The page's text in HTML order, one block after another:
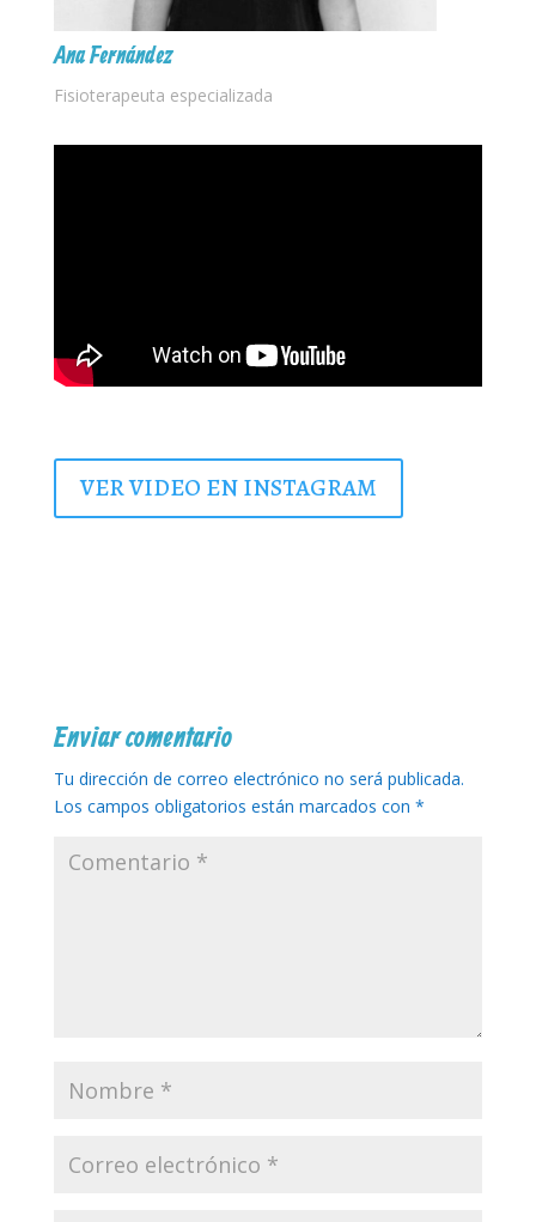
Ana Fernández
Fisioterapeuta especializada
VER VIDEO EN INSTAGRAM
Enviar comentario
Tu dirección de correo electrónico no será publicada.
Los campos obligatorios están marcados con *